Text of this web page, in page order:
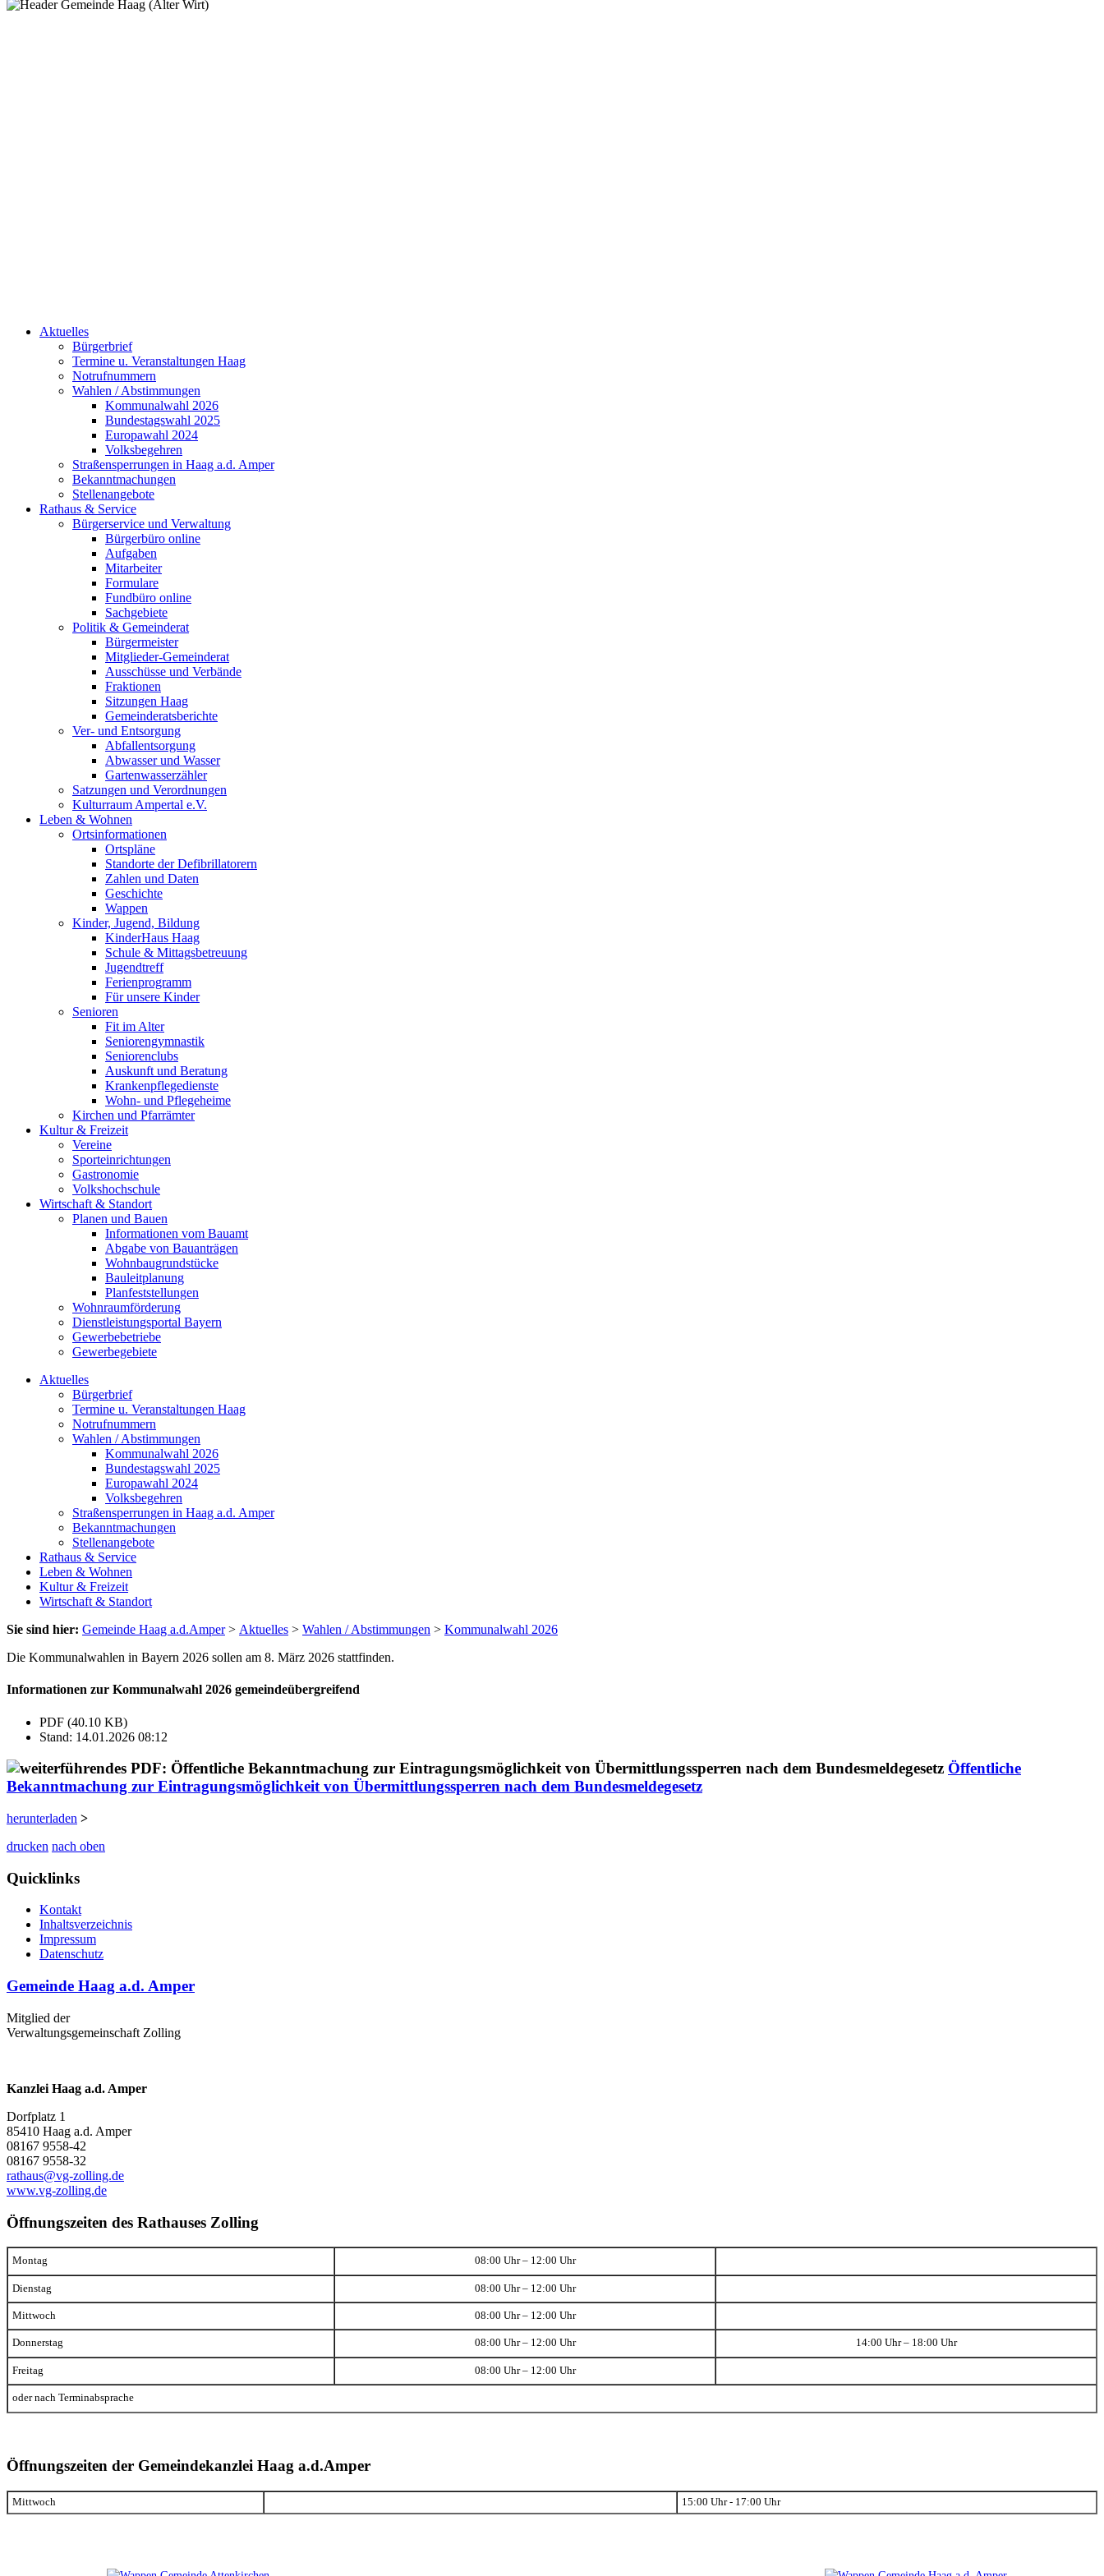
Aktuelles
Bürgerbrief
Termine u. Veranstaltungen Haag
Notrufnummern
Wahlen / Abstimmungen
Kommunalwahl 2026
Bundestagswahl 2025
Europawahl 2024
Volksbegehren
Straßensperrungen in Haag a.d. Amper
Bekanntmachungen
Stellenangebote
Rathaus & Service
Bürgerservice und Verwaltung
Bürgerbüro online
Aufgaben
Mitarbeiter
Formulare
Fundbüro online
Sachgebiete
Politik & Gemeinderat
Bürgermeister
Mitglieder-Gemeinderat
Ausschüsse und Verbände
Fraktionen
Sitzungen Haag
Gemeinderatsberichte
Ver- und Entsorgung
Abfallentsorgung
Abwasser und Wasser
Gartenwasserzähler
Satzungen und Verordnungen
Kulturraum Ampertal e.V.
Leben & Wohnen
Ortsinformationen
Ortspläne
Standorte der Defibrillatorern
Zahlen und Daten
Geschichte
Wappen
Kinder, Jugend, Bildung
KinderHaus Haag
Schule & Mittagsbetreuung
Jugendtreff
Ferienprogramm
Für unsere Kinder
Senioren
Fit im Alter
Seniorengymnastik
Seniorenclubs
Auskunft und Beratung
Krankenpflegedienste
Wohn- und Pflegeheime
Kirchen und Pfarrämter
Kultur & Freizeit
Vereine
Sporteinrichtungen
Gastronomie
Volkshochschule
Wirtschaft & Standort
Planen und Bauen
Informationen vom Bauamt
Abgabe von Bauanträgen
Wohnbaugrundstücke
Bauleitplanung
Planfeststellungen
Wohnraumförderung
Dienstleistungsportal Bayern
Gewerbebetriebe
Gewerbegebiete
Aktuelles
Bürgerbrief
Termine u. Veranstaltungen Haag
Notrufnummern
Wahlen / Abstimmungen
Kommunalwahl 2026
Bundestagswahl 2025
Europawahl 2024
Volksbegehren
Straßensperrungen in Haag a.d. Amper
Bekanntmachungen
Stellenangebote
Rathaus & Service
Leben & Wohnen
Kultur & Freizeit
Wirtschaft & Standort
Sie sind hier: Gemeinde Haag a.d.Amper> Aktuelles > Wahlen / Abstimmungen > Kommunalwahl 2026
Die Kommunalwahlen in Bayern 2026 sollen am 8. März 2026 stattfinden.
Informationen zur Kommunalwahl 2026 gemeindeübergreifend
PDF (40.10 KB)
Stand: 14.01.2026 08:12
Öffentliche
Bekanntmachung zur Eintragungsmöglichkeit von Übermittlungssperren nach dem Bundesmeldegesetz
herunterladen >
drucken nach oben
Quicklinks
Kontakt
Inhaltsverzeichnis
Impressum
Datenschutz
Gemeinde Haag a.d. Amper
Mitglied der
Verwaltungsgemeinschaft Zolling
Kanzlei Haag a.d. Amper
Dorfplatz 1
85410 Haag a.d. Amper
08167 9558-42
08167 9558-32
rathaus@vg-zolling.de
www.vg-zolling.de
Öffnungszeiten des Rathauses Zolling
Montag 08:00 Uhr – 12:00 Uhr
Dienstag 08:00 Uhr – 12:00 Uhr
Mittwoch 08:00 Uhr – 12:00 Uhr
Donnerstag 08:00 Uhr – 12:00 Uhr 14:00 Uhr – 18:00 Uhr
Freitag 08:00 Uhr – 12:00 Uhr
oder nach Terminabsprache
Öffnungszeiten der Gemeindekanzlei Haag a.d.Amper
Mittwoch 15:00 Uhr - 17:00 Uhr